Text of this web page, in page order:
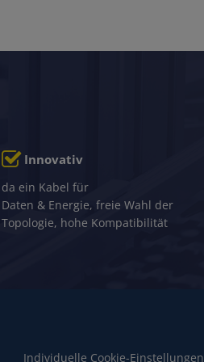
Innovativ
da ein Kabel für
Daten & Energie, freie Wahl der
Topologie, hohe Kompatibilität
Individuelle Cookie-Einstellungen